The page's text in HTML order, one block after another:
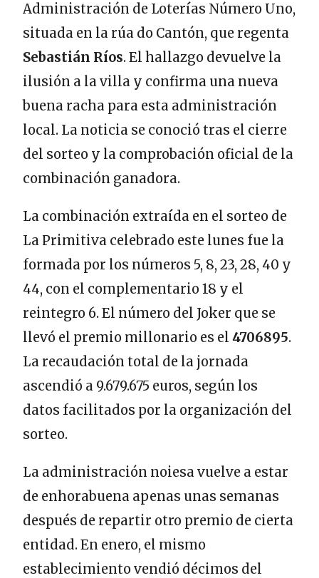
Administración de Loterías Número Uno,
situada en la rúa do Cantón, que regenta
Sebastián Ríos. El hallazgo devuelve la
ilusión a la villa y confirma una nueva
buena racha para esta administración
local. La noticia se conoció tras el cierre
del sorteo y la comprobación oficial de la
combinación ganadora.
La combinación extraída en el sorteo de
La Primitiva celebrado este lunes fue la
formada por los números 5, 8, 23, 28, 40 y
44, con el complementario 18 y el
reintegro 6. El número del Joker que se
llevó el premio millonario es el 4706895.
La recaudación total de la jornada
ascendió a 9.679.675 euros, según los
datos facilitados por la organización del
sorteo.
La administración noiesa vuelve a estar
de enhorabuena apenas unas semanas
después de repartir otro premio de cierta
entidad. En enero, el mismo
establecimiento vendió décimos del